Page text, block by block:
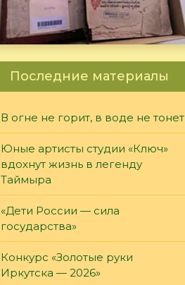
Последние материалы
В огне не горит, в воде не тонет
Юные артисты студии «Ключ»
вдохнут жизнь в легенду
Таймыра
«Дети России — сила
государства»
Конкурс «Золотые руки
Иркутска — 2026»